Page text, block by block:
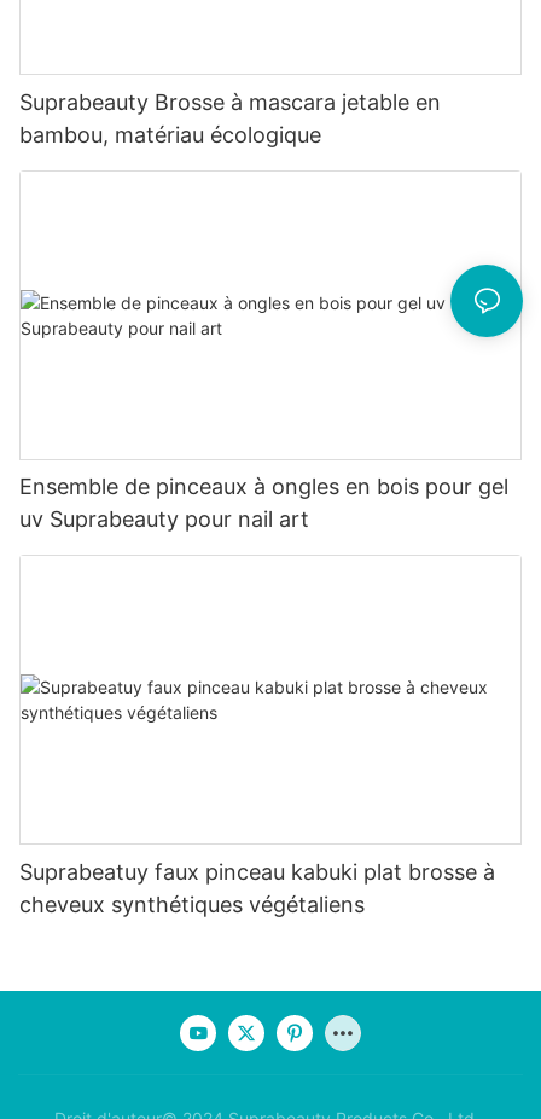
Suprabeauty Brosse à mascara jetable en
bambou, matériau écologique
Ensemble de pinceaux à ongles en bois pour gel
uv Suprabeauty pour nail art
Suprabeatuy faux pinceau kabuki plat brosse à
cheveux synthétiques végétaliens